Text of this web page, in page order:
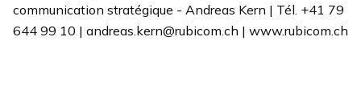
communication stratégique - Andreas Kern | Tél. +41 79
644 99 10 | andreas.kern@rubicom.ch | www.rubicom.ch